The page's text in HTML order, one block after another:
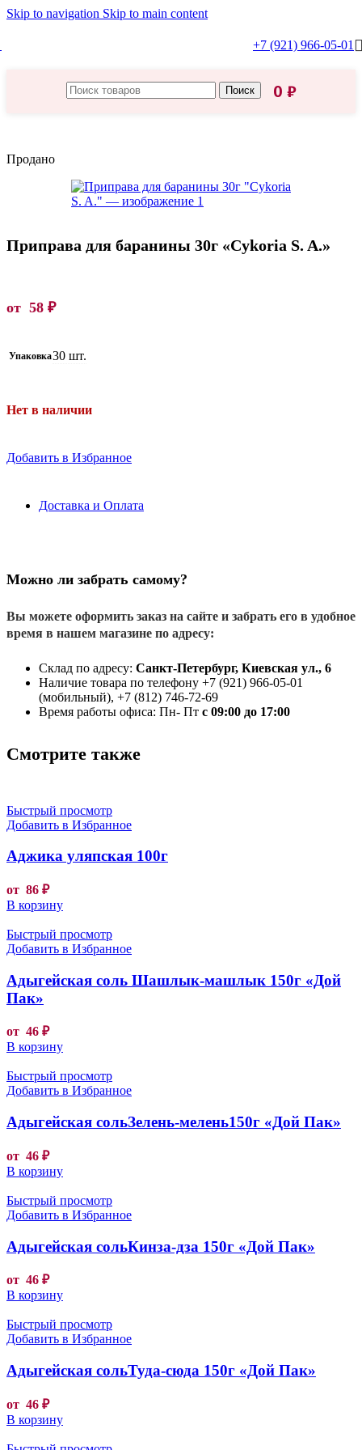
Skip to navigation Skip to main content
+7 (921) 966-05-01
Поиск 0 ₽
Продано
Приправа для баранины 30г «Cykoria S. A.»
от 58 ₽
Упаковка30 шт.
Нет в наличии
Добавить в Избранное
Доставка и Оплата
Можно ли забрать самому?
Вы можете оформить заказ на сайте и забрать его в удобное
время в нашем магазине по адресу:
Склад по адресу: Санкт-Петербург, Киевская ул., 6
Наличие товара по телефону +7 (921) 966-05-01
(мобильный), +7 (812) 746-72-69
Время работы офиса: Пн- Пт с 09:00 до 17:00
Смотрите также
Быстрый просмотр
Добавить в Избранное
Аджика уляпская 100г
от 86 ₽
В корзину
Быстрый просмотр
Добавить в Избранное
Адыгейская соль Шашлык-машлык 150г «Дой
Пак»
от 46 ₽
В корзину
Быстрый просмотр
Добавить в Избранное
Адыгейская сольЗелень-мелень150г «Дой Пак»
от 46 ₽
В корзину
Быстрый просмотр
Добавить в Избранное
Адыгейская сольКинза-дза 150г «Дой Пак»
от 46 ₽
В корзину
Быстрый просмотр
Добавить в Избранное
Адыгейская сольТуда-сюда 150г «Дой Пак»
от 46 ₽
В корзину